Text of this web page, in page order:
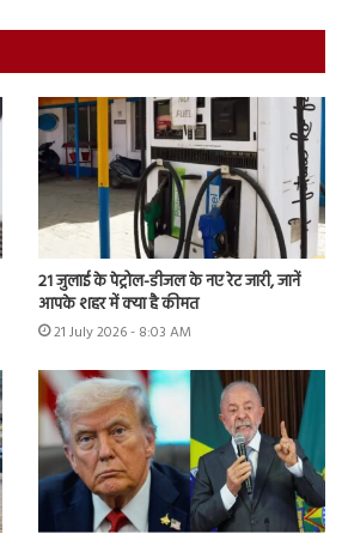
21 जुलाई के पेट्रोल-डीजल के नए रेट जारी, जानें
आपके शहर में क्या है कीमत
21 July 2026 - 8:03 AM